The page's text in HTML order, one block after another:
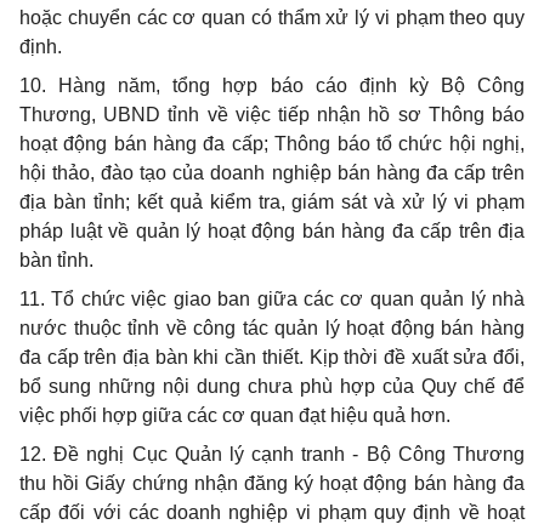
hoặc chuyển các cơ quan có thẩm xử lý vi phạm theo quy
định.
10. Hàng năm,tổng hợp báo cáo định kỳ Bộ Công
Thương, UBND tỉnh về việc tiếp nhận hồ sơ Thông báo
hoạt động bán hàng đa cấp; Thông báo tổ chức hội nghị,
hội thảo, đào tạo của doanh nghiệp bán hàng đa cấp trên
địa bàn tỉnh; kết quả kiểm tra, giám sát và xử lý vi phạm
pháp luật về quản lý hoạt động bán hàng đa cấp trên địa
bàn tỉnh.
11.Tổ chứcviệc giao ban giữa các cơ quan quản lý nhà
nước thuộc tỉnh về công tác quản lý hoạt động bán hàng
đa cấp trên địa bàn khi cần thiết. Kịp thời đề xuất sửa đổi,
bổ sung những nội dung chưa phù hợp của Quy chế để
việc phối hợp giữa các cơ quan đạt hiệu quả hơn.
12. Đề nghị Cục Quản lý cạnh tranh - Bộ Công Thương
thu hồi Giấy chứng nhận đăng ký hoạt động bán hàng đa
cấp đối với các doanh nghiệp vi phạm quy định về hoạt